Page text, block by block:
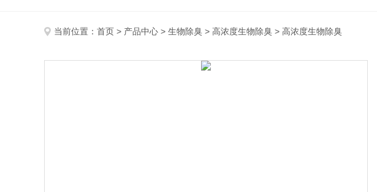
当前位置： 首页 > 产品中心 > 生物除臭 > 高浓度生物除臭 > 高浓度生物除臭